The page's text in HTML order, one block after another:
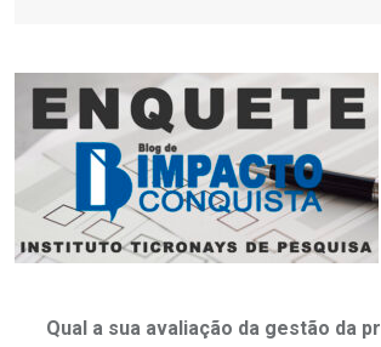
Qual a sua avaliação da gestão da